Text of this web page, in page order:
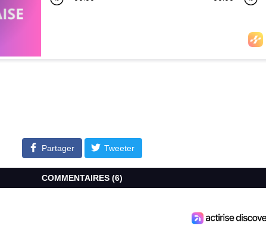
Partager Tweeter
COMMENTAIRES (6)